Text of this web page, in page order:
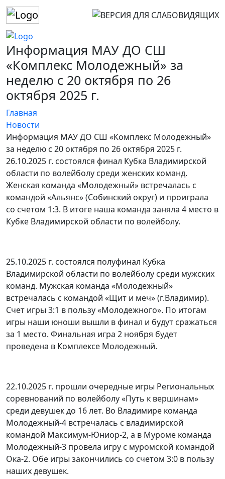
Информация МАУ ДО СШ
«Комплекс Молодежный» за
неделю с 20 октября по 26
октября 2025 г.
Главная
Новости
Информация МАУ ДО СШ «Комплекс Молодежный»
за неделю с 20 октября по 26 октября 2025 г.
26.10.2025 г. состоялся финал Кубка Владимирской
области по волейболу среди женских команд.
Женская команда «Молодежный» встречалась с
командой «Альянс» (Собинский округ) и проиграла
со счетом 1:3. В итоге наша команда заняла 4 место в
Кубке Владимирской области по волейболу.
25.10.2025 г. состоялся полуфинал Кубка
Владимирской области по волейболу среди мужских
команд. Мужская команда «Молодежный»
встречалась с командой «Щит и меч» (г.Владимир).
Счет игры 3:1 в пользу «Молодежного». По итогам
игры наши юноши вышли в финал и будут сражаться
за 1 место. Финальная игра 2 ноября будет
проведена в Комплексе Молодежный.
22.10.2025 г. прошли очередные игры Региональных
соревнований по волейболу «Путь к вершинам»
среди девушек до 16 лет. Во Владимире команда
Молодежный-4 встречалась с владимирской
командой Максимум-Юниор-2, а в Муроме команда
Молодежный-3 провела игру с муромской командой
Ока-2. Обе игры закончились со счетом 3:0 в пользу
наших девушек.